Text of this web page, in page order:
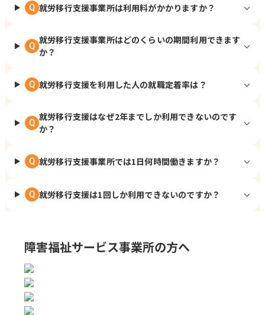
Q 就労移行支援事業所は利用料がかかりますか？
Q
就労移行支援事業所はどのくらいの期間利用できます
か？
Q 就労移行支援を利用した人の就職定着率は？
Q
就労移行支援はなぜ2年までしか利用できないのです
か？
Q 就労移行支援事業所では1日何時間働きますか？
Q 就労移行支援は1回しか利用できないのですか？
障害福祉サービス事業所の方へ